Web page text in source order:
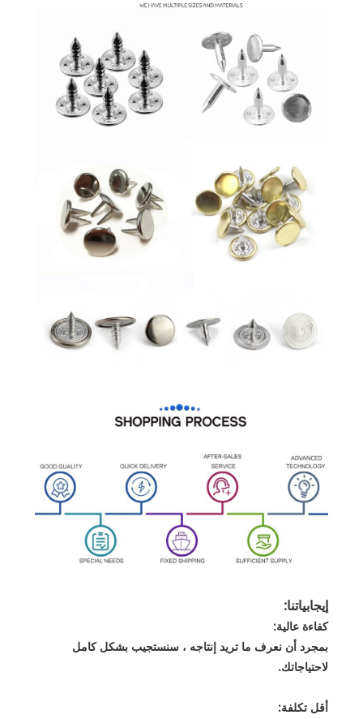
إيجابياتنا:
كفاءة عالية:
بمجرد أن نعرف ما تريد إنتاجه ، سنستجيب بشكل كامل
لاحتياجاتك.
أقل تكلفة: